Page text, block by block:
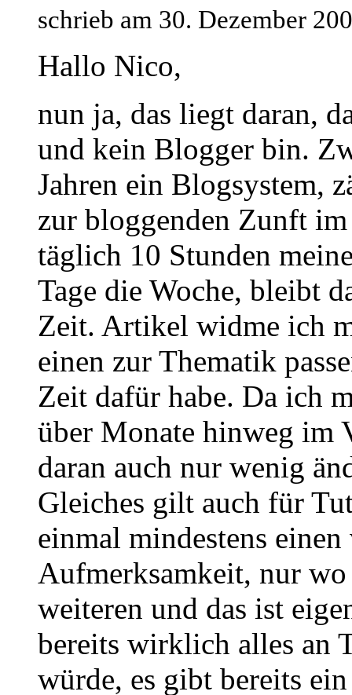
schrieb am 30. Dezember
Hallo Nico,
nun ja, das liegt daran,
und kein Blogger bin.
Jahren ein Blogsystem,
zur bloggenden Zunft
täglich 10 Stunden
Tage die Woche, bleibt
Zeit. Artikel widme ich
einen zur Thematik
Zeit dafür habe. Da ich
über Monate hinweg im
daran auch nur wenig
Gleiches gilt auch für
einmal mindestens
Aufmerksamkeit, nur
weiteren und das ist
bereits wirklich alles an
würde, es gibt bereits